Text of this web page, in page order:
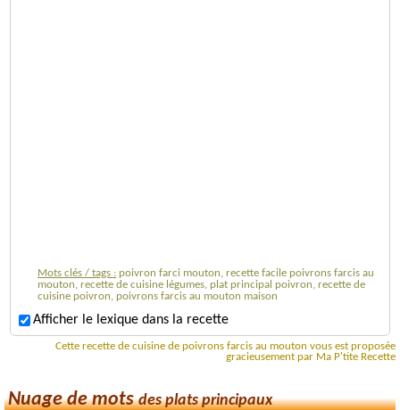
Mots clés / tags : poivron farci mouton, recette facile poivrons farcis au
mouton, recette de cuisine légumes, plat principal poivron, recette de
cuisine poivron, poivrons farcis au mouton maison
Afficher le lexique dans la recette
Cette recette de cuisine de poivrons farcis au mouton vous est proposée
gracieusement par Ma P'tite Recette
Nuage de motsdes plats principaux